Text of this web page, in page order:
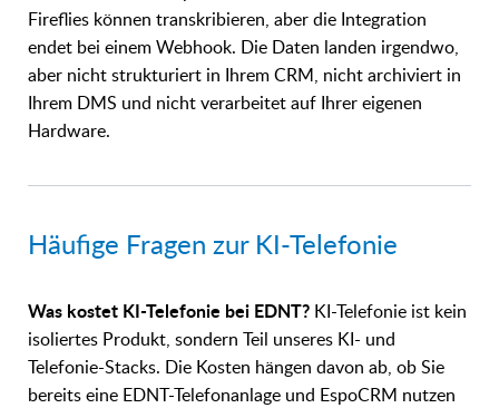
Fireflies können transkribieren, aber die Integration
endet bei einem Webhook. Die Daten landen irgendwo,
aber nicht strukturiert in Ihrem CRM, nicht archiviert in
Ihrem DMS und nicht verarbeitet auf Ihrer eigenen
Hardware.
Häufige Fragen zur KI-Telefonie
Was kostet KI-Telefonie bei EDNT?KI-Telefonie ist kein
isoliertes Produkt, sondern Teil unseres KI- und
Telefonie-Stacks. Die Kosten hängen davon ab, ob Sie
bereits eine EDNT-Telefonanlage und EspoCRM nutzen